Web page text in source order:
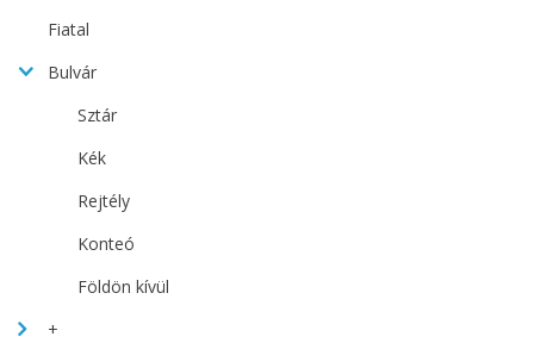
Fiatal
Bulvár
Sztár
Kék
Rejtély
Konteó
Földön kívül
+